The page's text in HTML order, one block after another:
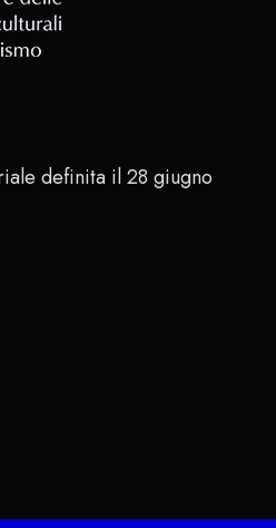
definita il 28 giugno